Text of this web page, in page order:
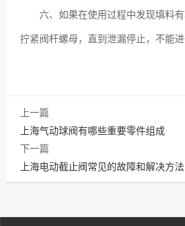
六、如果在使用过程中发现填料
拧紧阀杆螺母，直到泄漏停止，不能进
上一篇
上海气动球阀有哪些重要零件组成
下一篇
上海电动截止阀常见的故障和解决方法